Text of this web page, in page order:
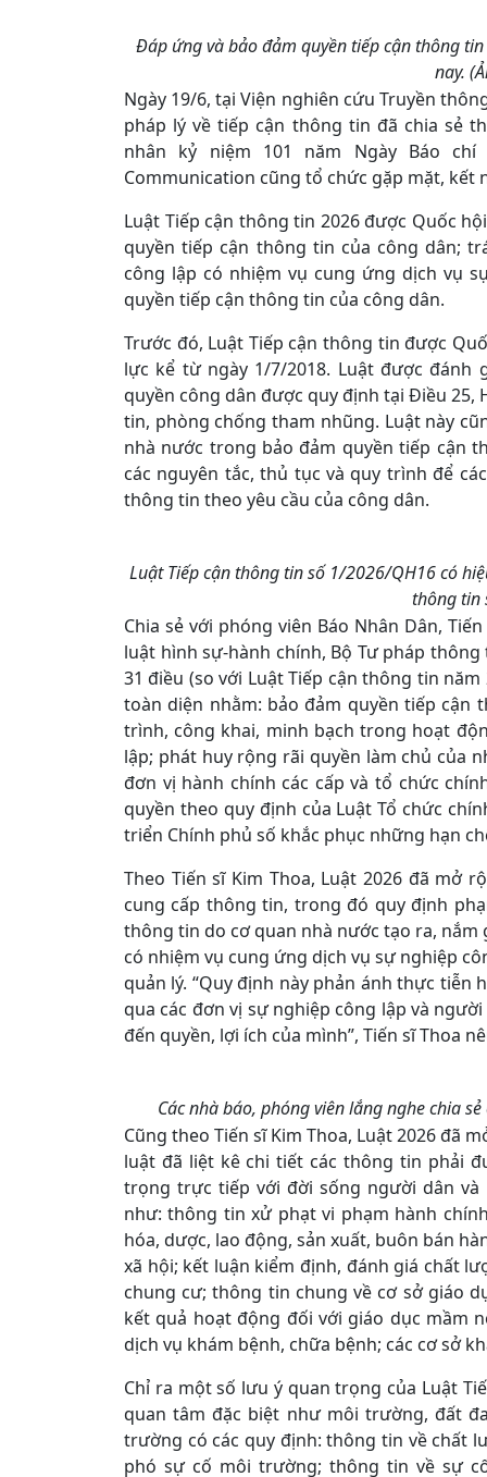
Đáp ứng và bảo đảm quyền tiếp cận thông
nay.
Ngày 19/6, tại Viện nghiên cứu Truyền
pháp lý về tiếp cận thông tin đã chia sẻ
nhân kỷ niệm 101 năm Ngày Báo chí
Communication cũng tổ chức gặp mặt, kết
Luật Tiếp cận thông tin 2026 được Quốc
quyền tiếp cận thông tin của công dân;
công lập có nhiệm vụ cung ứng dịch vụ
quyền tiếp cận thông tin của công dân.
Trước đó, Luật Tiếp cận thông tin được
lực kể từ ngày 1/7/2018. Luật được
quyền công dân được quy định tại Điều 25,
tin, phòng chống tham nhũng. Luật này
nhà nước trong bảo đảm quyền tiếp cận
các nguyên tắc, thủ tục và quy trình để
thông tin theo yêu cầu của công dân.
Luật Tiếp cận thông tin số 1/2026/QH16 có
thông tin
Chia sẻ với phóng viên Báo Nhân Dân,
luật hình sự-hành chính, Bộ Tư pháp
31 điều (so với Luật Tiếp cận thông tin
toàn diện nhằm: bảo đảm quyền tiếp cận
trình, công khai, minh bạch trong hoạt
lập; phát huy rộng rãi quyền làm chủ của
đơn vị hành chính các cấp và tổ chức
quyền theo quy định của Luật Tổ chức
triển Chính phủ số khắc phục những hạn
Theo Tiến sĩ Kim Thoa, Luật 2026 đã mở
cung cấp thông tin, trong đó quy định
thông tin do cơ quan nhà nước tạo ra,
có nhiệm vụ cung ứng dịch vụ sự nghiệp
quản lý. “Quy định này phản ánh thực
qua các đơn vị sự nghiệp công lập và
đến quyền, lợi ích của mình”, Tiến sĩ Thoa
Các nhà báo, phóng viên lắng nghe chia
Cũng theo Tiến sĩ Kim Thoa, Luật 2026 đã
luật đã liệt kê chi tiết các thông tin phải
trọng trực tiếp với đời sống người dân và
như: thông tin xử phạt vi phạm hành
hóa, dược, lao động, sản xuất, buôn bán
xã hội; kết luận kiểm định, đánh giá chất
chung cư; thông tin chung về cơ sở giáo
kết quả hoạt động đối với giáo dục mầm
dịch vụ khám bệnh, chữa bệnh; các cơ sở
Chỉ ra một số lưu ý quan trọng của Luật
quan tâm đặc biệt như môi trường, đất
trường có các quy định: thông tin về chất
phó sự cố môi trường; thông tin về sự